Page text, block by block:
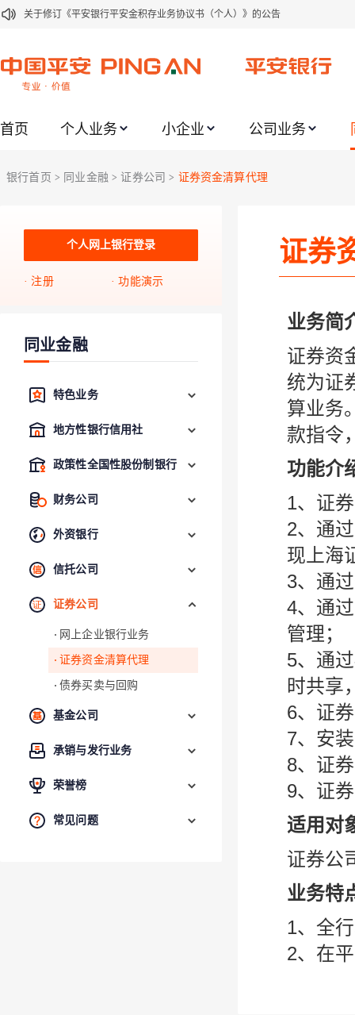
关于修订《平安银行代理个人客户贵金属交易协议书》的公告
关于我行聚金宝交易软件升级更新的通知
关于2020年端午节期间上金所代理业务调整合约保证金比例和涨跌幅度限制的
关于调整存量首套住房贷款利率的公告
首页 个人业务 小企业 公司业务
银行首页 > 同业金融 > 证券公司 > 证券资金清算代理
个人网上银行登录
注册 功能演示
同业金融
特色业务
地方性银行信用社
政策性全国性股份制银行
财务公司
外资银行
信托公司
证券公司
网上企业银行业务
证券资金清算代理
债券买卖与回购
基金公司
承销与发行业务
荣誉榜
常见问题
证券
业务简
证券资
统为证
算业务
款指令
功能介
1、证
2、通
现上海
3、通
4、通
管理；
5、通
时共享
6、证
7、安
8、证
9、证
适用对
证券公
业务特
1、全
2、在